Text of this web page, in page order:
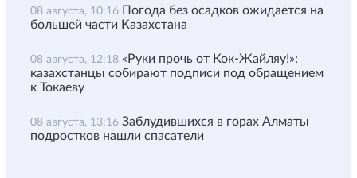
08 августа, 10:16 Погода без осадков ожидается на
большей части Казахстана
08 августа, 12:18 «Руки прочь от Кок-Жайляу!»:
казахстанцы собирают подписи под обращением
к Токаеву
08 августа, 13:16 Заблудившихся в горах Алматы
подростков нашли спасатели